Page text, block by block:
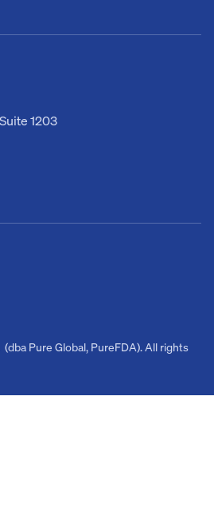
1203
Pure Global, PureFDA). All rights